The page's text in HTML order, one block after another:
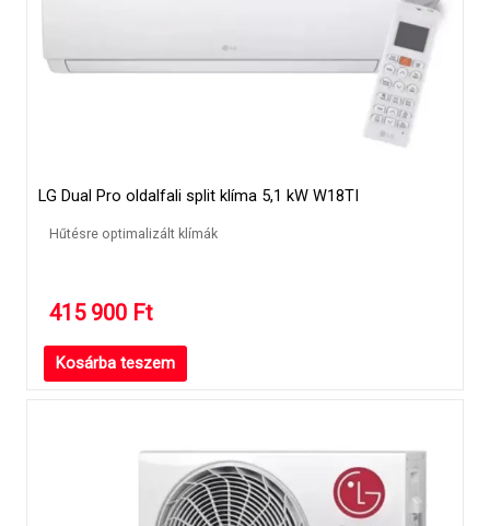
LG Dual Pro oldalfali split klíma 5,1 kW W18TI
Hűtésre optimalizált klímák
415 900 Ft
Kosárba teszem